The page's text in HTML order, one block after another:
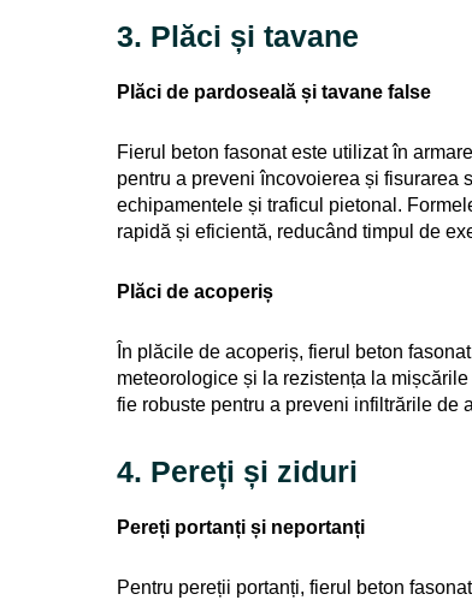
3. Plăci și tavane
Plăci de pardoseală și tavane false
Fierul beton fasonat este utilizat în
pentru a preveni încovoierea și fisurarea
echipamentele și traficul pietonal.
rapidă și eficientă, reducând timpul de
Plăci de acoperiș
În plăcile de acoperiș, fierul beton
meteorologice și la rezistența la
fie robuste pentru a preveni infiltrările de
4. Pereți și ziduri
Pereți portanți și neportanți
Pentru pereții portanți, fierul beton